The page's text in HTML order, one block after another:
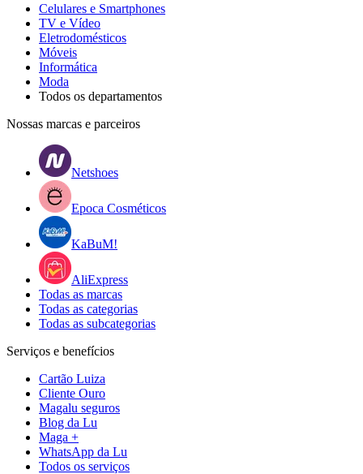
Celulares e Smartphones
TV e Vídeo
Eletrodomésticos
Móveis
Informática
Moda
Todos os departamentos
Nossas marcas e parceiros
Netshoes
Epoca Cosméticos
KaBuM!
AliExpress
Todas as marcas
Todas as categorias
Todas as subcategorias
Serviços e benefícios
Cartão Luiza
Cliente Ouro
Magalu seguros
Blog da Lu
Maga +
WhatsApp da Lu
Todos os serviços